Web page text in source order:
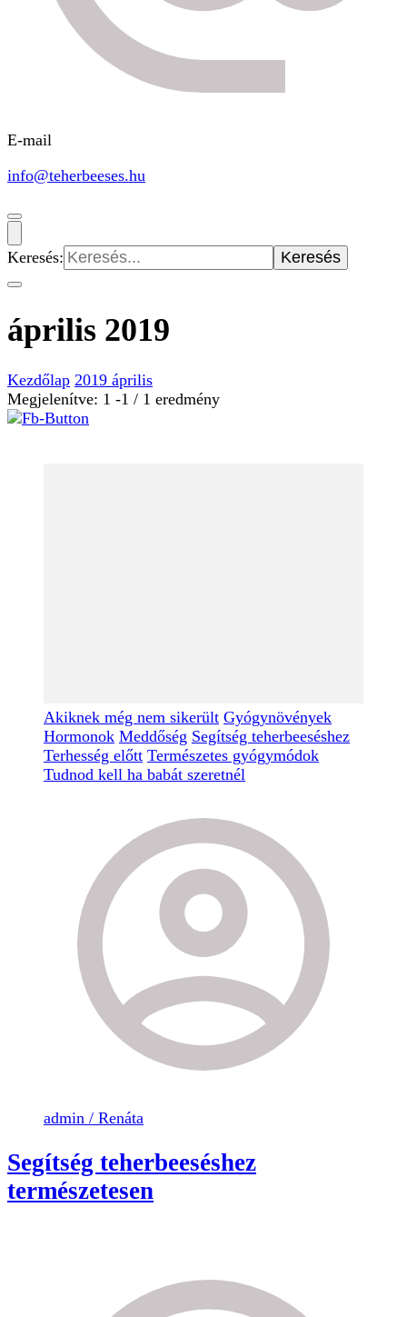
E-mail
info@teherbeeses.hu
Keresés:
április 2019
Kezdőlap 2019 április
Megjelenítve: 1 -1 / 1 eredmény
Akiknek még nem sikerült Gyógynövények
Hormonok Meddőség Segítség teherbeeséshez
Terhesség előtt Természetes gyógymódok
Tudnod kell ha babát szeretnél
admin / Renáta
Segítség teherbeeséshez
természetesen